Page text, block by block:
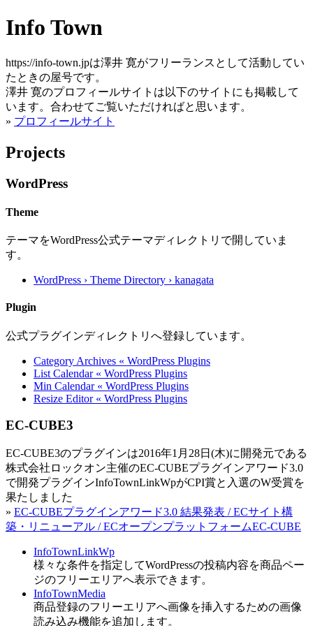
Info Town
https://info-town.jpは澤井 寛がフリーランスとして活動してい
たときの屋号です。
澤井 寛のプロフィールサイトは以下のサイトにも掲載して
います。合わせてご覧いただければと思います。
» プロフィールサイト
Projects
WordPress
Theme
テーマをWordPress公式テーマディレクトリで開していま
す。
WordPress › Theme Directory › kanagata
Plugin
公式プラグインディレクトリへ登録しています。
Category Archives « WordPress Plugins
List Calendar « WordPress Plugins
Min Calendar « WordPress Plugins
Resize Editor « WordPress Plugins
EC-CUBE3
EC-CUBE3のプラグインは2016年1月28日(木)に開発元である
株式会社ロックオン主催のEC-CUBEプラグインアワード3.0
で開発プラグインInfoTownLinkWpがCPI賞と入選のW受賞を
果たしました
» EC-CUBEプラグインアワード3.0 結果発表 / ECサイト構
築・リニューアル / ECオープンプラットフォームEC-CUBE
InfoTownLinkWp
様々な条件を指定してWordPressの投稿内容を商品ペー
ジのフリーエリアへ表示できます。
InfoTownMedia
商品登録のフリーエリアへ画像を挿入するための画像
読み込み機能を追加します。